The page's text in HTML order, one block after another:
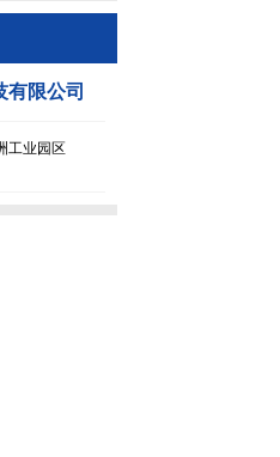
有限公司
工业园区